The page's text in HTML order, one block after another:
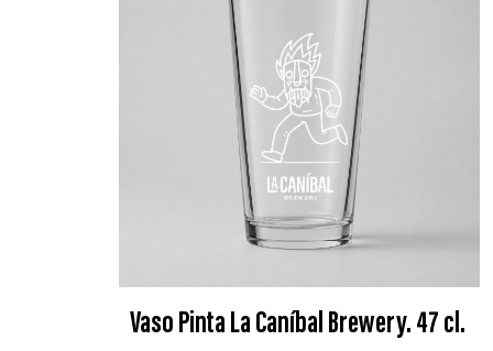
AÑADIR AL CARRITO
Vaso Pinta La Caníbal Brewery. 47 cl.